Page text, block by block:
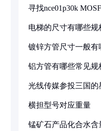
寻找nce01p30k
电梯的尺寸有哪些规
镀锌方管尺寸一般有
铝方管有哪些常见规
光线传媒参投三国的
横担型号对应重量
锰矿石产品化合水含